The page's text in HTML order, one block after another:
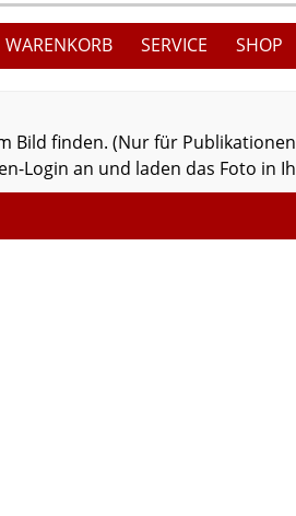
WARENKORB SERVICE SHOP
Bild finden. (Nur für
Login an und laden das Foto in